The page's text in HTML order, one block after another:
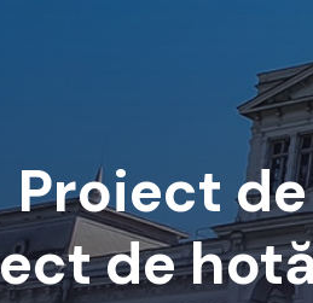
Proiect
de